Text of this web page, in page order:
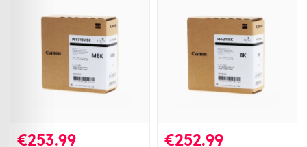
€253.99 €252.99